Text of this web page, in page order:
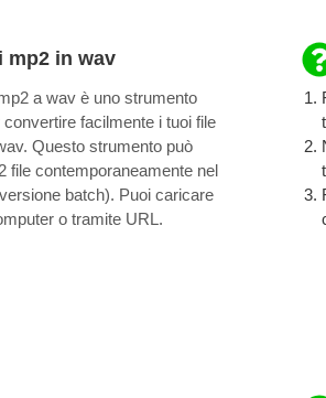
mp2 in wav
a wav è uno strumento
facilmente i tuoi file
Questo strumento può
file contemporaneamente nel
batch). Puoi caricare
o tramite URL.